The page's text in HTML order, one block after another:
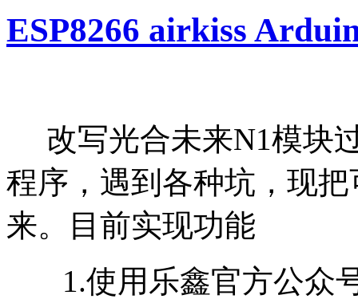
ESP8266 airkiss
改写光合未来N1模块
程序，遇到各种坑，现
来。目前实现功能
1.使用乐鑫官方公众